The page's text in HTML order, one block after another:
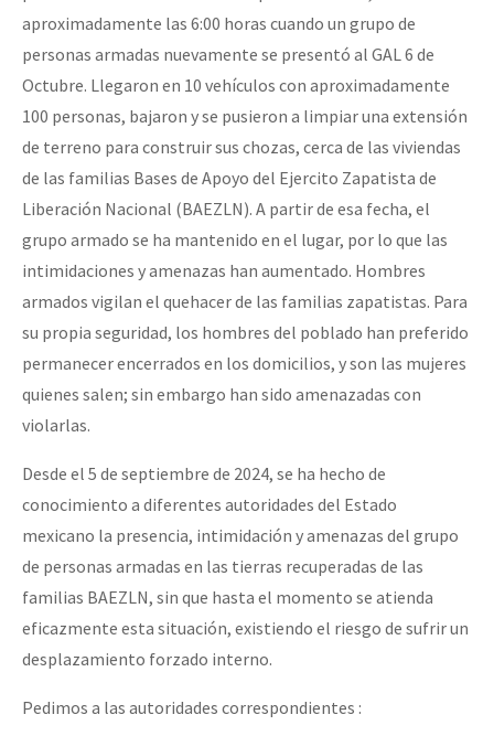
aproximadamente las 6:00 horas cuando un grupo de
personas armadas nuevamente se presentó al GAL 6 de
Octubre. Llegaron en 10 vehículos con aproximadamente
100 personas, bajaron y se pusieron a limpiar una extensión
de terreno para construir sus chozas, cerca de las viviendas
de las familias Bases de Apoyo del Ejercito Zapatista de
Liberación Nacional (BAEZLN). A partir de esa fecha, el
grupo armado se ha mantenido en el lugar, por lo que las
intimidaciones y amenazas han aumentado. Hombres
armados vigilan el quehacer de las familias zapatistas. Para
su propia seguridad, los hombres del poblado han preferido
permanecer encerrados en los domicilios, y son las mujeres
quienes salen; sin embargo han sido amenazadas con
violarlas.
Desde el 5 de septiembre de 2024, se ha hecho de
conocimiento a diferentes autoridades del Estado
mexicano la presencia, intimidación y amenazas del grupo
de personas armadas en las tierras recuperadas de las
familias BAEZLN, sin que hasta el momento se atienda
eficazmente esta situación, existiendo el riesgo de sufrir un
desplazamiento forzado interno.
Pedimos a las autoridades correspondientes :